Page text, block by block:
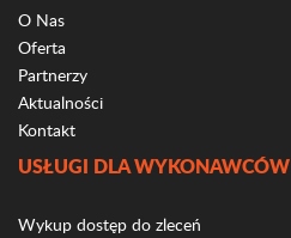
O Nas
Oferta
Partnerzy
Aktualności
Kontakt
USŁUGI DLA WYKONAWCÓW
Wykup dostęp do zleceń